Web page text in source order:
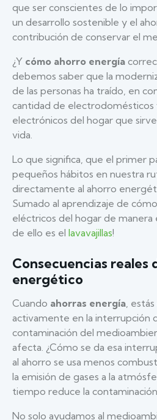
que ser conscientes de lo
un desarrollo sostenible y el
contribución de conservar el
¿Y cómo ahorro energía
debemos saber que la
de las personas ha traído, en
cantidad de electrodomésticos
electrónicos del hogar que
vida.
Lo que significa, que el primer
pequeños hábitos en nuestra
directamente al ahorro
Sumado al aprendizaje de
eléctricos del hogar de manera
de ello es el lavavajillas!
Consecuencias reales
energético
Cuando ahorras energía ,
activamente en la interrupción
contaminación del
afecta. ¿Cómo se da esa
al ahorro se usa menos
la emisión de gases a la
tiempo reduce la contaminación.
No solo ayudamos al